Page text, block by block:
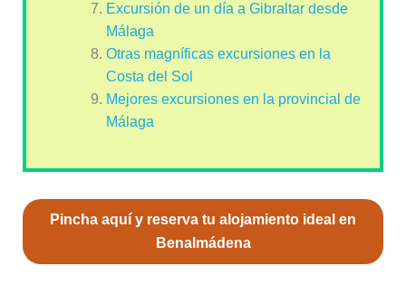
Excursión de un día a Gibraltar desde
Málaga
Otras magníficas excursiones en la
Costa del Sol
Mejores excursiones en la provincial de
Málaga
Pincha aquí y reserva tu alojamiento ideal en
Benalmádena